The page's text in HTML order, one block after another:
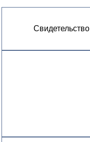
Свидетельство